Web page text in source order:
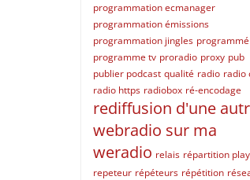
programmation ecmanager
programmation émissions
programmation jingles programmé
programme tv proradio proxy pub
publier podcast qualité radio radio
radio https radiobox ré-encodage
rediffusion d'une
webradio sur ma
weradio relais répartition
repeteur répéteurs répétition